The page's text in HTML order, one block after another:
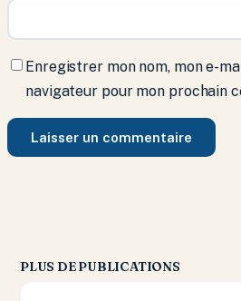
Enregistrer mon nom, mon e-
navigateur pour mon prochain
PLUS DE PUBLICATIONS